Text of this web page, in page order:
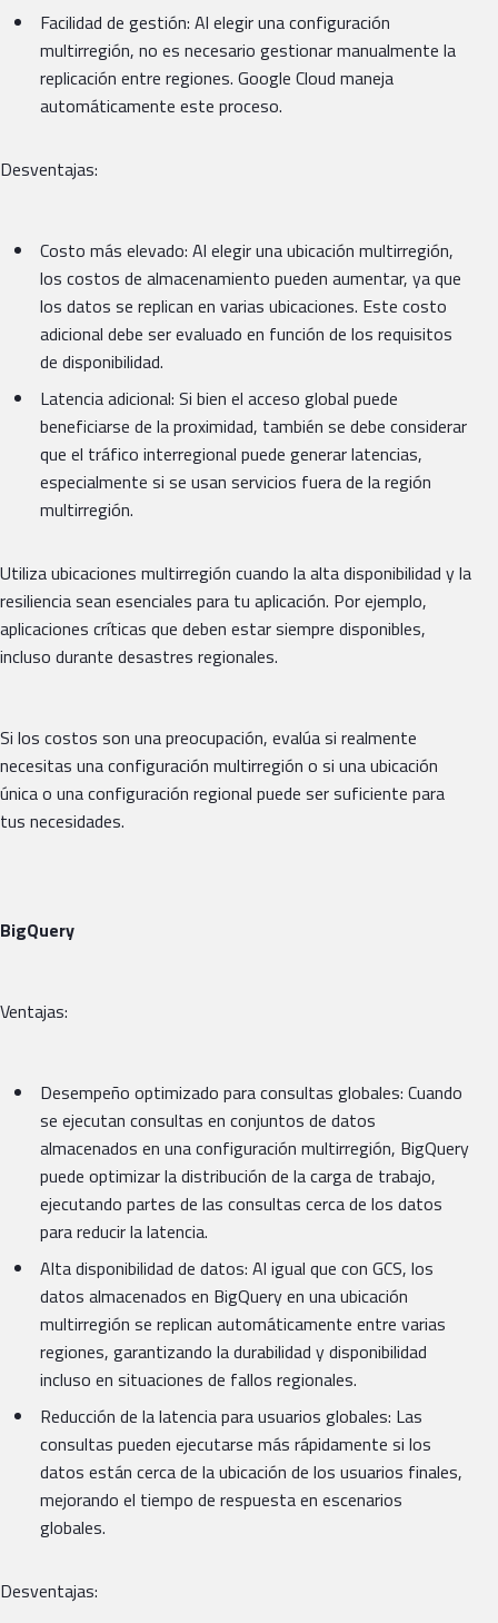
Facilidad de gestión: Al elegir una configuración
multirregión, no es necesario gestionar manualmente la
replicación entre regiones. Google Cloud maneja
automáticamente este proceso.
Desventajas:
Costo más elevado: Al elegir una ubicación multirregión,
los costos de almacenamiento pueden aumentar, ya que
los datos se replican en varias ubicaciones. Este costo
adicional debe ser evaluado en función de los requisitos
de disponibilidad.
Latencia adicional: Si bien el acceso global puede
beneficiarse de la proximidad, también se debe considerar
que el tráfico interregional puede generar latencias,
especialmente si se usan servicios fuera de la región
multirregión.
Utiliza ubicaciones multirregión cuando la alta disponibilidad y la
resiliencia sean esenciales para tu aplicación. Por ejemplo,
aplicaciones críticas que deben estar siempre disponibles,
incluso durante desastres regionales.
Si los costos son una preocupación, evalúa si realmente
necesitas una configuración multirregión o si una ubicación
única o una configuración regional puede ser suficiente para
tus necesidades.
BigQuery
Ventajas:
Desempeño optimizado para consultas globales: Cuando
se ejecutan consultas en conjuntos de datos
almacenados en una configuración multirregión, BigQuery
puede optimizar la distribución de la carga de trabajo,
ejecutando partes de las consultas cerca de los datos
para reducir la latencia.
Alta disponibilidad de datos: Al igual que con GCS, los
datos almacenados en BigQuery en una ubicación
multirregión se replican automáticamente entre varias
regiones, garantizando la durabilidad y disponibilidad
incluso en situaciones de fallos regionales.
Reducción de la latencia para usuarios globales: Las
consultas pueden ejecutarse más rápidamente si los
datos están cerca de la ubicación de los usuarios finales,
mejorando el tiempo de respuesta en escenarios
globales.
Desventajas: